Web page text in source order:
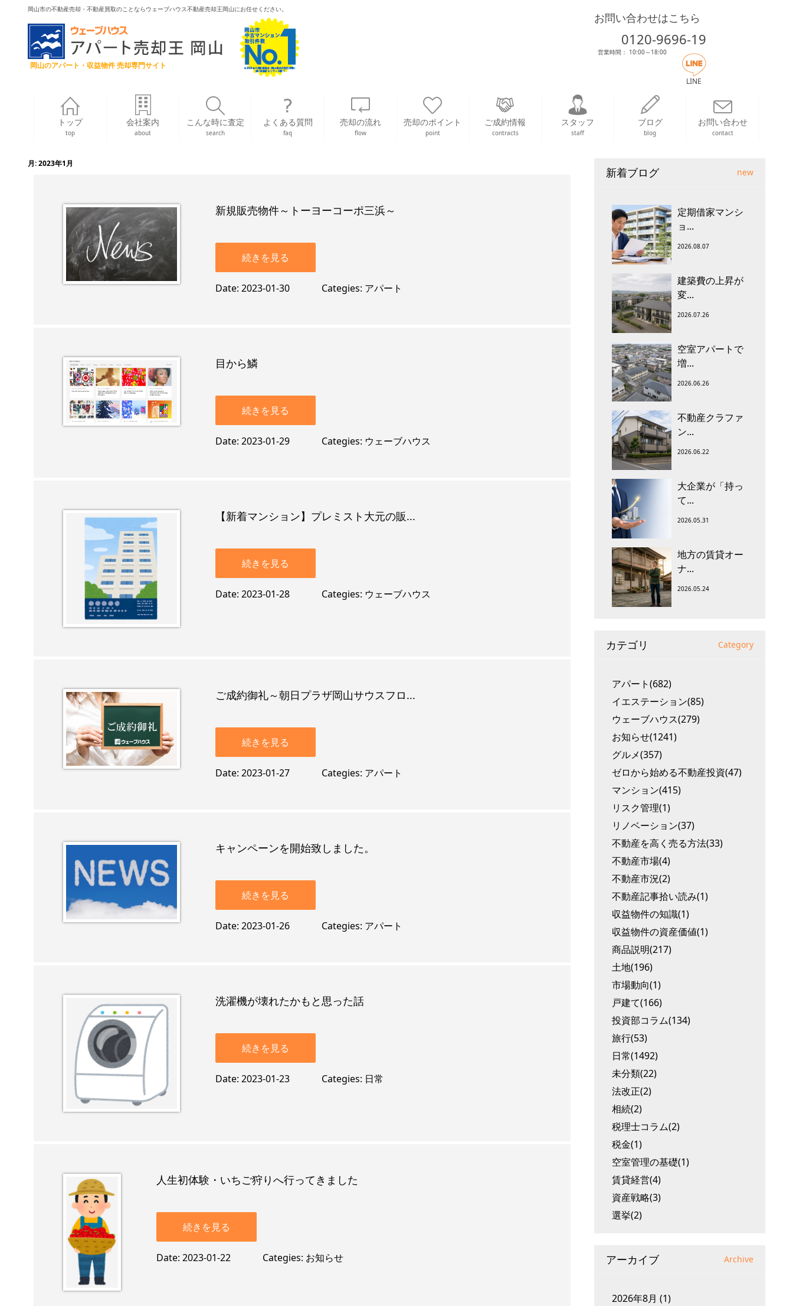
岡山市の不動産売却・不動産買取のことならウェーブハウス不動産売却王岡山にお任せください。
岡山のアパート・収益物件 売却専門サイト
お問い合わせはこちら
0120-9696-19
営業時間： 10:00～18:00
LINE
トップ
top
会社案内
about
こんな時に査定
search
よくある質問
faq
売却の流れ
flow
売却のポイント
point
ご成約情報
contracts
スタッフ
staff
ブログ
blog
お問い合わせ
contact
月:2023年1月
新規販売物件～トーヨーコーポ三浜～
続きを見る
Date 2023-01-30 Categies アパート
目から鱗
続きを見る
Date 2023-01-29 Categies ウェーブハウス
【新着マンション】プレミスト大元の販...
続きを見る
Date 2023-01-28 Categies ウェーブハウス
ご成約御礼～朝日プラザ岡山サウスフロ...
続きを見る
Date 2023-01-27 Categies アパート
キャンペーンを開始致しました。
続きを見る
Date 2023-01-26 Categies アパート
洗濯機が壊れたかもと思った話
続きを見る
Date 2023-01-23 Categies 日常
人生初体験・いちご狩りへ行ってきました
続きを見る
Date 2023-01-22 Categies お知らせ
新着ブログ new
定期借家マンシ
ョ...
2026.08.07
建築費の上昇が
変...
2026.07.26
空室アパートで
増...
2026.06.26
不動産クラファ
ン...
2026.06.22
大企業が「持っ
て...
2026.05.31
地方の賃貸オー
ナ...
2026.05.24
カテゴリ Category
アパート(682)
イエステーション(85)
ウェーブハウス(279)
お知らせ(1241)
グルメ(357)
ゼロから始める不動産投資(47)
マンション(415)
リスク管理(1)
リノベーション(37)
不動産を高く売る方法(33)
不動産市場(4)
不動産市況(2)
不動産記事拾い読み(1)
収益物件の知識(1)
収益物件の資産価値(1)
商品説明(217)
土地(196)
市場動向(1)
戸建て(166)
投資部コラム(134)
旅行(53)
日常(1492)
未分類(22)
法改正(2)
相続(2)
税理士コラム(2)
税金(1)
空室管理の基礎(1)
賃貸経営(4)
資産戦略(3)
選挙(2)
アーカイブ Archive
2026年8月 (1)